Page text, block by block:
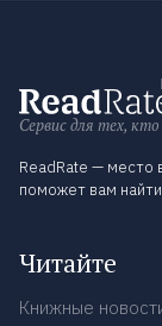
Сервис для тех,
ReadRate — место
поможет вам
Читайте
Книжные